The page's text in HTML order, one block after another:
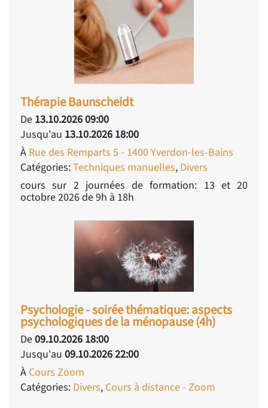
Thérapie Baunscheidt
De 13.10.2026 09:00
Jusqu'au 13.10.2026 18:00
À Rue des Remparts 5 - 1400 Yverdon-les-Bains
Catégories:Techniques manuelles, Divers
cours sur 2 journées de formation: 13 et 20
octobre 2026 de 9h à 18h
Psychologie - soirée thématique: aspects
psychologiques de la ménopause (4h)
De09.10.2026 18:00
Jusqu'au 09.10.2026 22:00
À Cours Zoom
Catégories: Divers, Cours à distance - Zoom